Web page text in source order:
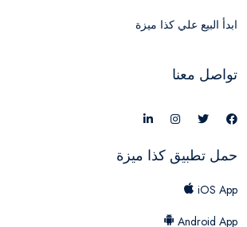
ابدأ البيع علي كذا ميزة
تواصل معنا
حمل تطبيق كذا ميزة
iOS App
Android App